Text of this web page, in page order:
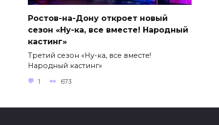
Ростов-на-Дону откроет новый
сезон «Ну-ка, все вместе! Народный
кастинг»
Третий сезон «Ну-ка, все вместе!
Народный кастинг»
1 673